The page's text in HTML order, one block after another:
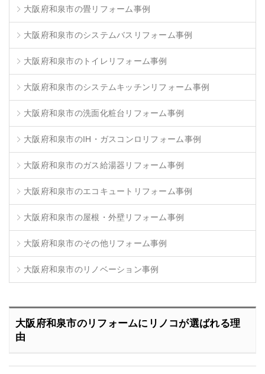
大阪府和泉市の畳リフォーム事例
大阪府和泉市のシステムバスリフォーム事例
大阪府和泉市のトイレリフォーム事例
大阪府和泉市のシステムキッチンリフォーム事例
大阪府和泉市の洗面化粧台リフォーム事例
大阪府和泉市のIH・ガスコンロリフォーム事例
大阪府和泉市のガス給湯器リフォーム事例
大阪府和泉市のエコキュートリフォーム事例
大阪府和泉市の屋根・外壁リフォーム事例
大阪府和泉市のその他リフォーム事例
大阪府和泉市のリノベーション事例
大阪府和泉市のリフォームにリノコが選ばれる理
由